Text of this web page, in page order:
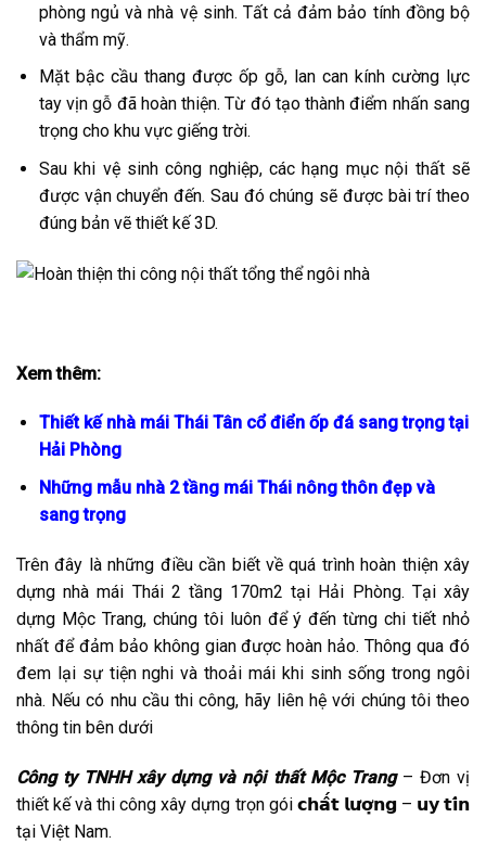
phòng ngủ và nhà vệ sinh. Tất cả đảm bảo tính đồng bộ
và thẩm mỹ.
Mặt bậc cầu thang được ốp gỗ, lan can kính cường lực
tay vịn gỗ đã hoàn thiện. Từ đó tạo thành điểm nhấn sang
trọng cho khu vực giếng trời.
Sau khi vệ sinh công nghiệp, các hạng mục nội thất sẽ
được vận chuyển đến. Sau đó chúng sẽ được bài trí theo
đúng bản vẽ thiết kế 3D.
Xem thêm:
Thiết kế nhà mái Thái Tân cổ điển ốp đá sang trọng tại
Hải Phòng
Những mẫu nhà 2 tầng mái Thái nông thôn đẹp và
sang trọng
Trên đây là những điều cần biết về quá trình hoàn thiện xây
dựng nhà mái Thái 2 tầng 170m2 tại Hải Phòng. Tại xây
dựng Mộc Trang, chúng tôi luôn để ý đến từng chi tiết nhỏ
nhất để đảm bảo không gian được hoàn hảo. Thông qua đó
đem lại sự tiện nghi và thoải mái khi sinh sống trong ngôi
nhà. Nếu có nhu cầu thi công, hãy liên hệ với chúng tôi theo
thông tin bên dưới
Công ty TNHH xây dựng và nội thất Mộc Trang– Đơn vị
thiết kế và thi công xây dựng trọn gói 𝗰𝗵𝗮̂́𝘁 𝗹𝘂̛𝗼̛̣𝗻𝗴 – 𝘂𝘆 𝘁𝗶́𝗻
tại Việt Nam.